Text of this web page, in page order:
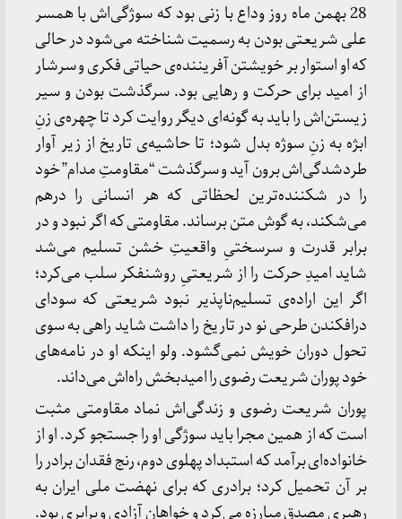
28 بهمن ماه روز وداع با زنی بود که سوژگی‌اش با همسر
علی شریعتی بودن به رسمیت شناخته می‌شود در حالی
که او استوار بر خویشتن آفریننده‌ی حیاتی فکری و سرشار
از امید برای حرکت و رهایی بود. سرگذشت بودن‌ و سیر
زیستن‌اش را باید به گونه‌ای دیگر روایت کرد تا چهره‌ی زنِ
ابژه به زنِ سوژه بدل شود؛ تا حاشیه‌ی‌ تاریخ از زیر آوار
طردشدگی‌اش برون آید و سرگذشت “مقاومتِ مدام” خود
را در شکننده‌ترین لحظاتی که هر انسانی را درهم
می‌شکند، به گوش متن برساند. مقاومتی که اگر نبود و در
برابر قدرت و سرسختیِ واقعیتِ خشن تسلیم می‌شد
شاید امیدِ حرکت را از شریعتیِ روشنفکر سلب می‌کرد؛
اگر این اراده‌ی تسلیم‌ناپذیر نبود شریعتی که سودای
درافکندن طرحی نو در تاریخ را داشت شاید راهی به سوی
تحول دوران خویش نمی‌گشود. ولو اینکه او در نامه‌های
خود پوران شریعت رضوی را امیدبخش راه‌اش می‌داند.
پوران شریعت رضوی و زندگی‌اش نماد مقاومتی مثبت
است که از همین مجرا باید سوژگی او را جستجو کرد. او از
خانواده‌ای برآمد که استبداد پهلوی دوم، رنج فقدان برادر را
بر آن تحمیل کرد؛ برادری که برای نهضت ملی ایران به
رهبری مصدق مبارزه می‌کرد و خواهان آزادی و برابری بود.